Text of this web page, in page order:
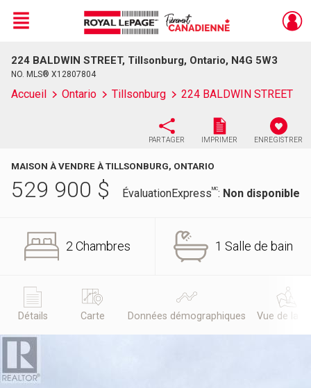
Live
En Direct
Menu
224 BALDWIN STREET, Tillsonburg, Ontario, N4G 5W3
NO. MLS® X12807804
Accueil Ontario Tillsonburg 224 BALDWIN STREET
PARTAGER IMPRIMER ENREGISTRER
MAISON À VENDRE À TILLSONBURG, ONTARIO
529 900 $ ÉvaluationExpressMC: Non disponible
2 Chambres 1 Salle de bain
Détails Carte Données démographiques Vue de la